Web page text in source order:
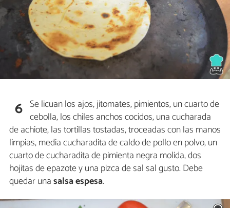
6 Se licuan los ajos, jitomates, pimientos, un cuarto de
cebolla, los chiles anchos cocidos, una cucharada
de achiote, las tortillas tostadas, troceadas con las manos
limpias, media cucharadita de caldo de pollo en polvo, un
cuarto de cucharadita de pimienta negra molida, dos
hojitas de epazote y una pizca de sal sal gusto. Debe
quedar unasalsa espesa.